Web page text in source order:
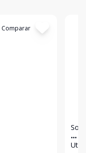
Comparar
...